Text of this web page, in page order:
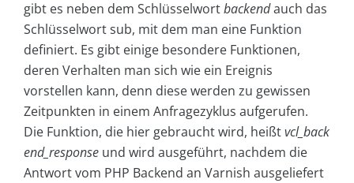
gibt es neben dem Schlüsselwortbackendauch das
Schlüsselwort sub, mit dem man eine Funktion
definiert. Es gibt einige besondere Funktionen,
deren Verhalten man sich wie ein Ereignis
vorstellen kann, denn diese werden zu gewissen
Zeitpunkten in einem Anfragezyklus aufgerufen.
Die Funktion, die hier gebraucht wird, heißtvcl_back
end_response und wird ausgeführt, nachdem die
Antwort vom PHP Backend an Varnish ausgeliefert